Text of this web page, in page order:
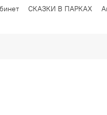
СКАЗКИ В ПАРКАХ